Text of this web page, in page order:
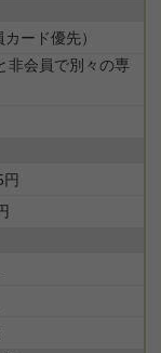
ード優先）
非会員で別々の専